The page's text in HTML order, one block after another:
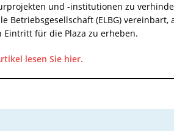
und -institutionen zu
Betriebsgesellschaft (ELBG)
Eintritt für die Plaza zu erheben.
lesen Sie hier.